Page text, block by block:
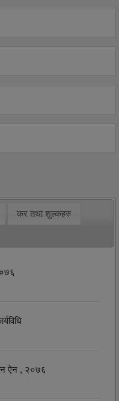
कर तथा शुल्कहरु
ऐन , २०७६